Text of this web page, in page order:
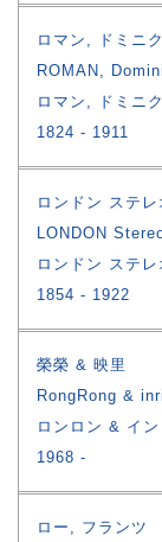
ロマン, ドミニク
ROMAN,
ロマン, ドミニク
1824
1911
ロンドン ステ
LONDON
ロンドン ステ
1854
1922
榮榮 & 映里
RongRong & inri
ロンロン & イン
1968
ロー, フランツ